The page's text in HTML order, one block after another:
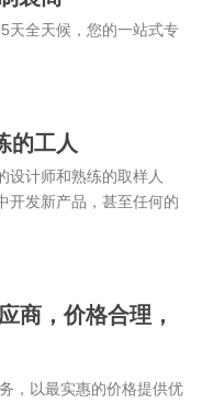
天全天候，您的一站式专
的工人
设计师和熟练的取样人
开发新产品，甚至任何的
商，价格合理，
，以最实惠的价格提供优